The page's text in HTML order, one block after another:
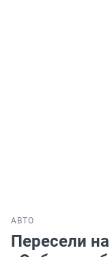
АВТО
Пересели